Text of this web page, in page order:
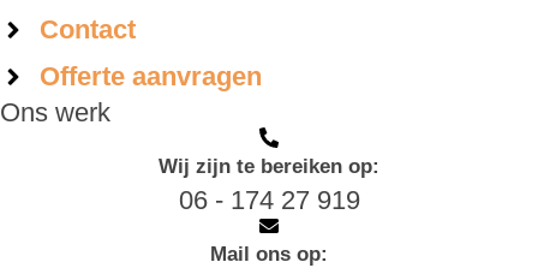
Contact
Offerte aanvragen
Ons werk
Wij zijn te bereiken op:
06 - 174 27 919
Mail ons op: